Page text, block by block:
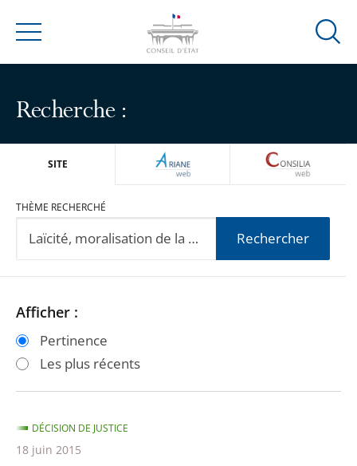
Menu
Ouvrir
Recherche :
SITE ARIANEWEB
THÈME RECHERCHÉ
Rechercher
Passer
les
filtres
après
Passer
les
filtres
avant
Afficher :
Pertinence
Les plus récents
DÉCISION DE JUSTICE
18 juin 2015